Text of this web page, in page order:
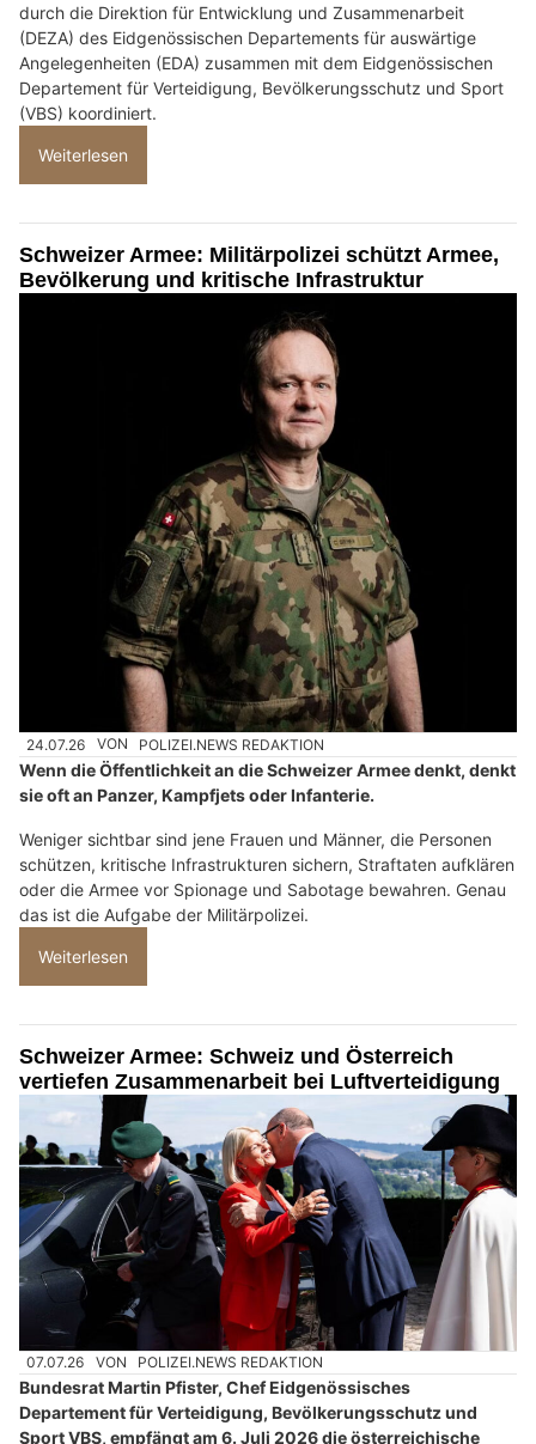
durch die Direktion für Entwicklung und Zusammenarbeit
(DEZA) des Eidgenössischen Departements für auswärtige
Angelegenheiten (EDA) zusammen mit dem Eidgenössischen
Departement für Verteidigung, Bevölkerungsschutz und Sport
(VBS) koordiniert.
Weiterlesen
Schweizer Armee: Militärpolizei schützt Armee,
Bevölkerung und kritische Infrastruktur
24.07.26 VON POLIZEI.NEWS REDAKTION
Wenn die Öffentlichkeit an die Schweizer Armee denkt, denkt
sie oft an Panzer, Kampfjets oder Infanterie.
Weniger sichtbar sind jene Frauen und Männer, die Personen
schützen, kritische Infrastrukturen sichern, Straftaten aufklären
oder die Armee vor Spionage und Sabotage bewahren. Genau
das ist die Aufgabe der Militärpolizei.
Weiterlesen
Schweizer Armee: Schweiz und Österreich
vertiefen Zusammenarbeit bei Luftverteidigung
07.07.26 VON POLIZEI.NEWS REDAKTION
Bundesrat Martin Pfister, Chef Eidgenössisches
Departement für Verteidigung, Bevölkerungsschutz und
Sport VBS, empfängt am 6. Juli 2026 die österreichische